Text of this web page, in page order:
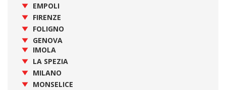
EMPOLI
FIRENZE
FOLIGNO
GENOVA
IMOLA
LA SPEZIA
MILANO
MONSELICE